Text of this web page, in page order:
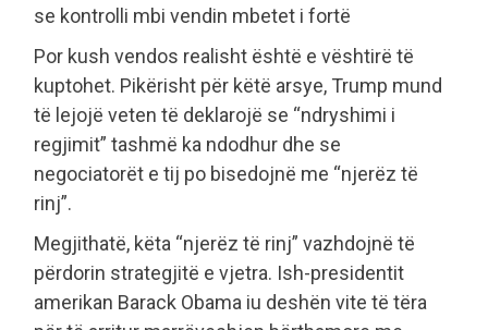
se kontrolli mbi vendin mbetet i fortë
Por kush vendos realisht është e vështirë të
kuptohet. Pikërisht për këtë arsye, Trump mund
të lejojë veten të deklarojë se “ndryshimi i
regjimit” tashmë ka ndodhur dhe se
negociatorët e tij po bisedojnë me “njerëz të
rinj”.
Megjithatë, këta “njerëz të rinj” vazhdojnë të
përdorin strategjitë e vjetra. Ish-presidentit
amerikan Barack Obama iu deshën vite të tëra